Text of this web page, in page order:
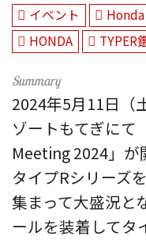
イベント
HONDA
TYPER
2024年5月11日（
ゾートもてぎにて
Meeting 2024」
タイプRシリーズ
集まって大盛況と
ールを装着してタ